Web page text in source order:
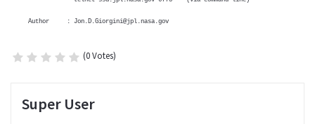
Author : Jon.D.Giorgini@jpl.nasa.gov
(0 Votes)
Super User